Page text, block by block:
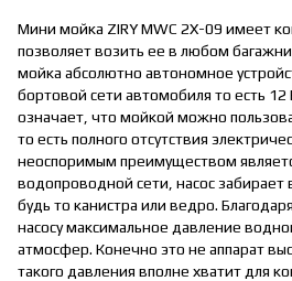
Мини мойка ZIRY MWC 2X-09 имеет
позволяет возить ее в любом
мойка абсолютно автономное
бортовой сети автомобиля то есть 12
означает, что мойкой можно
то есть полного отсутствия
неоспоримым преимуществом
водопроводной сети, насос
будь то канистра или ведро.
насосу максимальное давление
атмосфер. Конечно это не аппарат
такого давления вполне хватит для